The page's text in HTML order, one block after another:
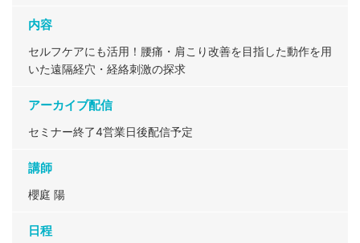
内容
セルフケアにも活用！腰痛・肩こり改善を目指した動作を用
いた遠隔経穴・経絡刺激の探求
アーカイブ配信
セミナー終了4営業日後配信予定
講師
櫻庭 陽
日程